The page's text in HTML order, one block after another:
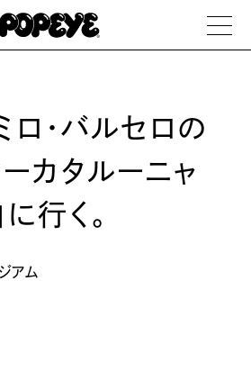
ロ・バルセロの
カタルーニャ
行く。
アム